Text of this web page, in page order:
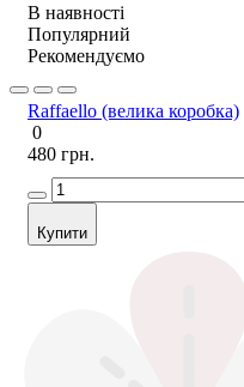
В наявності
Популярний
Рекомендуємо
Raffaello (велика коробка)
0
480 грн.
Купити